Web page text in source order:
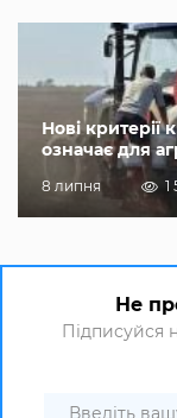
Нові
означає для
8 липня 1
Не
Підписуйся